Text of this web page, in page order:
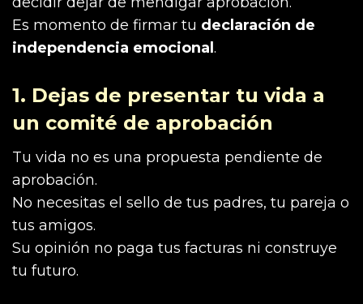
Es momento de firmar tu declaración de
independencia emocional .
1. Dejas de presentar tu vida a
un comité de aprobación
Tu vida no es una propuesta pendiente de
aprobación.
No necesitas el sello de tus padres, tu pareja o
tus amigos.
Su opinión no paga tus facturas ni construye
tu futuro.